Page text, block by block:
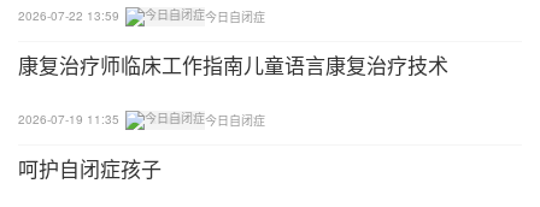
袁勃 机构性质：民办康复机构
中阳县残疾人特殊教育学校
2026-07-22 13:59 今日自闭症
康复治疗师临床工作指南儿童语言康复治疗技术
2026-07-19 11:35 今日自闭症
呵护自闭症孩子